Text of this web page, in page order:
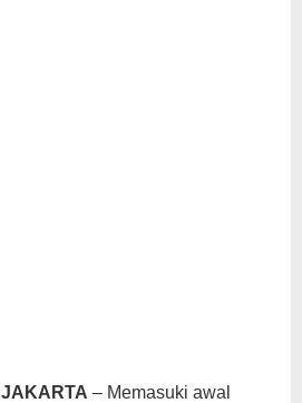
JAKARTA – Memasuki awal